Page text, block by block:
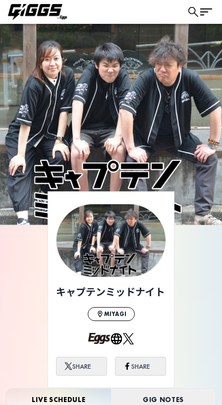
ライブ体験をもっと楽しく、もっと便利
に。
キャプテンミッドナイト
MIYAGI
SHARE SHARE
こちら
LIVE SCHEDULE GIG NOTES